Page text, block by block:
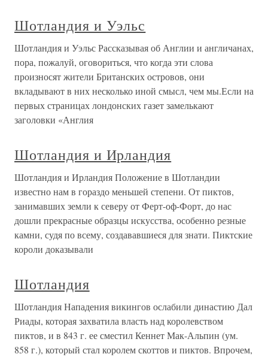
Шотландия и Уэльс
Шотландия и Уэльс Рассказывая об Англии и англичанах,
пора, пожалуй, оговориться, что когда эти слова
произносят жители Британских островов, они
вкладывают в них несколько иной смысл, чем мы.Если на
первых страницах лондонских газет замелькают
заголовки «Англия
Шотландия и Ирландия
Шотландия и Ирландия Положение в Шотландии
известно нам в гораздо меньшей степени. От пиктов,
занимавших земли к северу от Ферт-оф-Форт, до нас
дошли прекрасные образцы искусства, особенно резные
камни, судя по всему, создававшиеся для знати. Пиктские
короли доказывали
Шотландия
Шотландия Нападения викингов ослабили династию Дал
Риады, которая захватила власть над королевством
пиктов, и в 843 г. ее сместил Кеннет Мак-Альпин (ум.
858 г.), который стал королем скоттов и пиктов. Впрочем,